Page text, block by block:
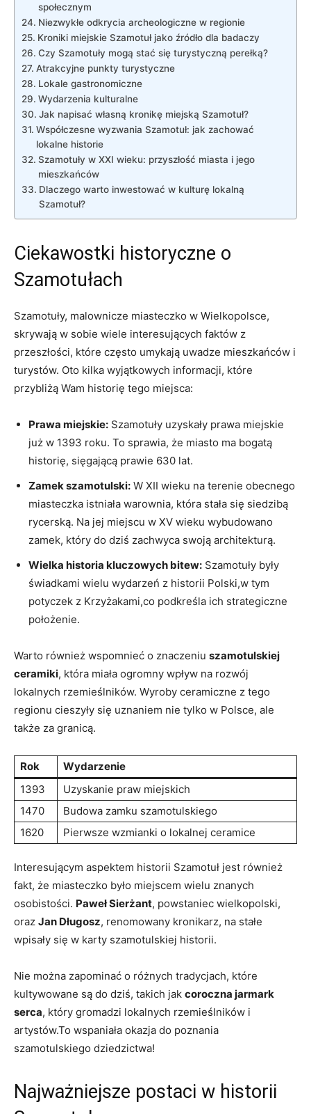
społecznym
Niezwykłe odkrycia archeologiczne w regionie
Kroniki miejskie Szamotuł jako źródło dla badaczy
Czy Szamotuły mogą stać się turystyczną perełką?
Atrakcyjne punkty turystyczne
Lokale gastronomiczne
Wydarzenia kulturalne
Jak napisać własną kronikę miejską Szamotuł?
Współczesne wyzwania Szamotuł: jak zachować
lokalne historie
Szamotuły w XXI wieku: przyszłość miasta i jego
mieszkańców
Dlaczego warto inwestować w kulturę lokalną
Szamotuł?
Ciekawostki historyczne o
Szamotułach
Szamotuły, malownicze miasteczko w Wielkopolsce,
skrywają w sobie wiele interesujących faktów z
przeszłości, które często umykają uwadze mieszkańców i
turystów. Oto kilka wyjątkowych informacji, które
przybliżą Wam historię tego miejsca:
Prawa miejskie: Szamotuły uzyskały prawa miejskie
już w 1393 roku. To sprawia, że miasto ma bogatą
historię, sięgającą prawie 630 lat.
Zamek szamotulski: W XII wieku na terenie obecnego
miasteczka istniała warownia, która stała się siedzibą
rycerską. Na jej miejscu w XV wieku wybudowano
zamek, który do dziś zachwyca swoją architekturą.
Wielka historia kluczowych bitew: Szamotuły były
świadkami wielu wydarzeń z historii Polski,w tym
potyczek z Krzyżakami,co podkreśla ich strategiczne
położenie.
Warto również wspomnieć o znaczeniu szamotulskiej
ceramiki, która miała ogromny wpływ na rozwój
lokalnych rzemieślników. Wyroby ceramiczne z tego
regionu cieszyły się uznaniem nie tylko w Polsce, ale
także za granicą.
Rok
Wydarzenie
1393
Uzyskanie praw miejskich
1470
Budowa zamku szamotulskiego
1620
Pierwsze wzmianki o lokalnej ceramice
Interesującym aspektem historii Szamotuł jest również
fakt, że miasteczko było miejscem wielu znanych
osobistości. Paweł Sierżant, powstaniec wielkopolski,
oraz Jan Długosz, renomowany kronikarz, na stałe
wpisały się w karty szamotulskiej historii.
Nie można zapominać o różnych tradycjach, które
kultywowane są do dziś, takich jak coroczna jarmark
serca, który gromadzi lokalnych rzemieślników i
artystów.To wspaniała okazja do poznania
szamotulskiego dziedzictwa!
Najważniejsze postaci w historii